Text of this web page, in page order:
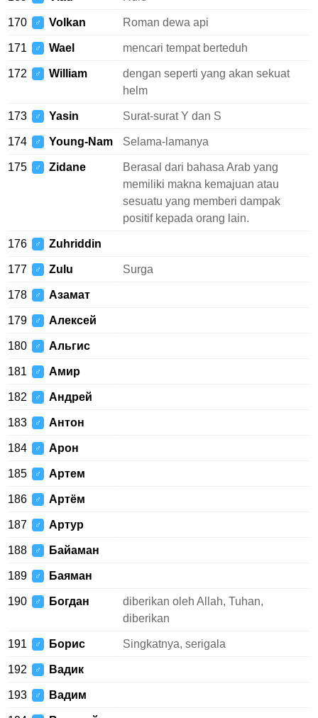
170 ♂ Volkan Roman dewa api
171 ♂ Wael mencari tempat berteduh
172 ♂ William
dengan seperti yang akan sekuat
helm
173 ♂ Yasin Surat-surat Y dan S
174 ♂ Young-Nam Selama-lamanya
175 ♂ Zidane
Berasal dari bahasa Arab yang
memiliki makna kemajuan atau
sesuatu yang memberi dampak
positif kepada orang lain.
176 ♂ Zuhriddin
177 ♂ Zulu Surga
178 ♂ Азамат
179 ♂ Алексей
180 ♂ Альгис
181 ♂ Амир
182 ♂ Андрей
183 ♂ Антон
184 ♂ Арон
185 ♂ Артем
186 ♂ Артём
187 ♂ Артур
188 ♂ Байаман
189 ♂ Баяман
190 ♂ Богдан
diberikan oleh Allah, Tuhan,
diberikan
191 ♂ Борис Singkatnya, serigala
192 ♂ Вадик
193 ♂ Вадим